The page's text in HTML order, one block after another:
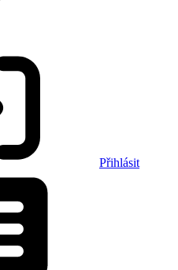
Přihlásit